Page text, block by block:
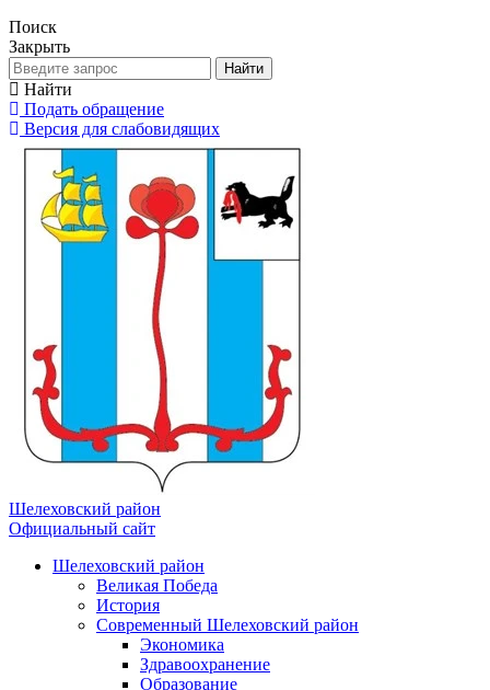
Поиск
Закрыть
Найти
Найти
Подать обращение
Версия для слабовидящих
Шелеховский район
Официальный сайт
Шелеховский район
Великая Победа
История
Современный Шелеховский район
Экономика
Здравоохранение
Образование